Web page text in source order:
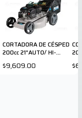
CORTADORA DE CÉSPED
200cc 21”AUTO/ HI-
$9,609.00